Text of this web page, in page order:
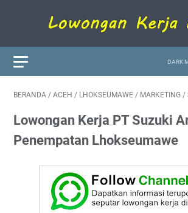
BERANDA / ACEH / LHOKSEUMAWE / MARKETING /
Lowongan Kerja PT Suzuki
Penempatan Lhokseumawe